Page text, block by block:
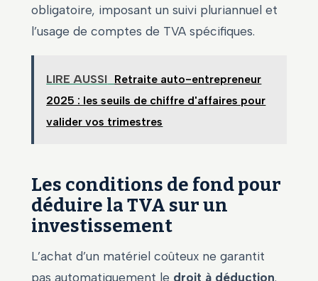
obligatoire, imposant un suivi pluriannuel et
l’usage de comptes de TVA spécifiques.
LIRE AUSSI Retraite auto-entrepreneur
2025 : les seuils de chiffre d'affaires pour
valider vos trimestres
Les conditions de fond pour
déduire la TVA sur un
investissement
L’achat d’un matériel coûteux ne garantit
pas automatiquement le droit à déduction.